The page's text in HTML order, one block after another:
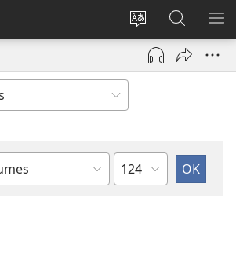
Changer
langue
Se
connecter
(ouvre
nouvelle
sur
JW.ORG
Chapitre